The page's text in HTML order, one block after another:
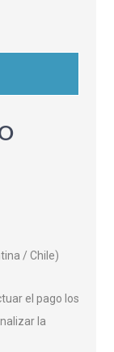
/ Chile)
el pago los
la